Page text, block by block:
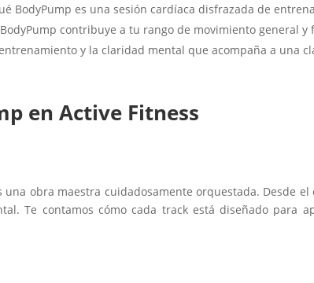
BodyPump es una sesión cardíaca disfrazada de
contribuye a tu rango de movimiento general y
y la claridad mental que acompaña a una
en Active Fitness
una obra maestra cuidadosamente orquestada. Desde
Te contamos cómo cada track está diseñado para